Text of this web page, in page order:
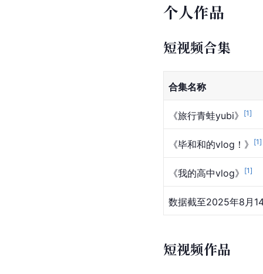
个人作品
短视频合集
合集名称
《旅行青蛙yubi》 [1]
《毕和和的vlog！》 [1]
《我的高中vlog》 [1]
数据截至2025年8月
短视频作品